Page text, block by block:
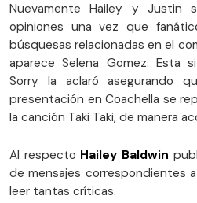
Nuevamente Hailey y Justin
opiniones una vez que
búsquesas relacionadas en el
aparece Selena Gomez. Esta
Sorry la aclaró asegurando
presentación en Coachella se
la canción Taki Taki, de manera
Al respecto Hailey Baldwin
de mensajes correspondientes
leer tantas críticas.